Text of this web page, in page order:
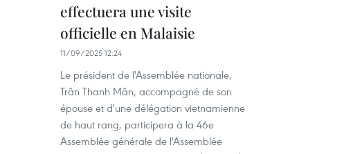
effectuera une visite
officielle en Malaisie
11/09/2025 12:24
Le président de l'Assemblée nationale,
Trân Thanh Mân, accompagné de son
épouse et d'une délégation vietnamienne
de haut rang, participera à la 46e
Assemblée générale de l'Assemblée